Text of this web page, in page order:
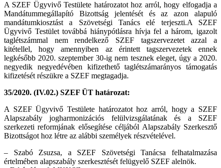
A SZEF Ügyvivő Testülete határozatot hoz arról, hogy elfogadja a
Mandátummegállapító Bizottság jelentését és az azon alapuló
mandátumkiosztást a Szövetségi Tanács elé terjeszti.A SZEF
Ügyvivő Testület továbbá hiánypótlásra hívja fel a három, igazolt
taglétszámmal nem rendelkező SZEF tagszervezetet azzal a
kitétellel, hogy amennyiben az érintett tagszervezetek ennek
legkésőbb 2020. szeptember 30-ig nem tesznek eleget, úgy a 2020.
negyedik negyedévében kifizethető taglétszámarányos támogatás
kifizetését részükre a SZEF megtagadja.
35/2020. (IV.02.) SZEF ÜT határozat:
A SZEF Ügyvivő Testülete határozatot hoz arról, hogy a SZEF
Alapszabály jogharmonizációs felülvizsgálatának és a SZEF
szerkezeti reformjának elősegítése céljából Alapszabály Szerkesztő
Bizottságot hoz létre az alábbi személyek részvételével.
– Szabó Zsuzsa, a SZEF Szövetségi Tanácsa felhatalmazása
értelmében alapszabály szerkesztését felügyelő SZEF alelnök.